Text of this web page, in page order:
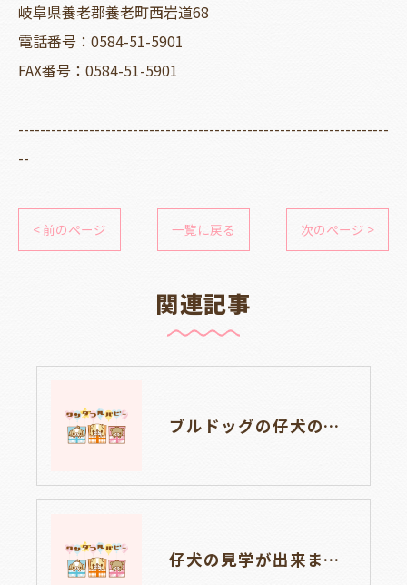
岐阜県養老郡養老町西岩道68
電話番号：0584-51-5901
FAX番号：0584-51-5901
--------------------------------------------------------------------
--
< 前のページ 一覧に戻る 次のページ >
関連記事
ブルドッグの仔犬のお目目があきました👀💑🐶岐阜県養老町のブリーダーワンダフルパピーです。
仔犬の見学が出来ます🐶岐阜県養老町のブリーダーワンダフルパピーです。